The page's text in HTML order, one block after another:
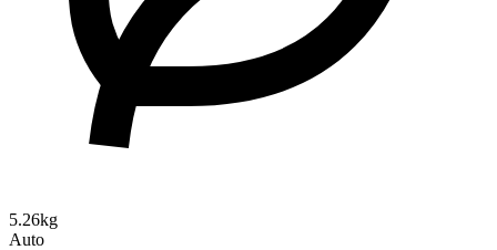
5.26kg
Auto